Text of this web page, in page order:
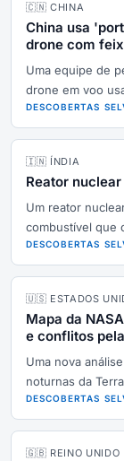
🇨🇳 CHINA
China usa
drone com
Uma equipe de
drone em voo
DESCOBERTAS
🇮🇳 ÍNDIA
Reator
Um reator
combustível que
DESCOBERTAS
🇺🇸 ESTADOS
Mapa da
e conflitos
Uma nova
noturnas da
DESCOBERTAS
🇬🇧 REINO UNIDO